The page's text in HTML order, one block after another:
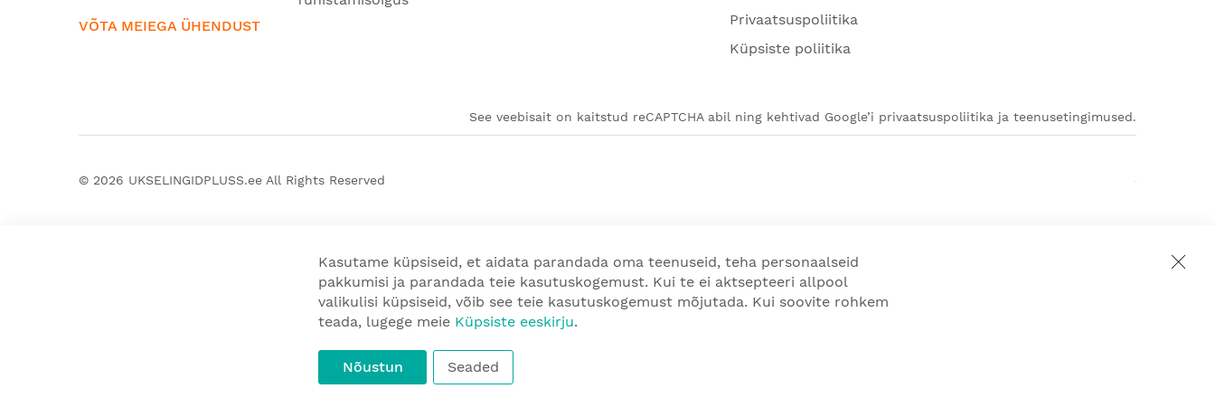
VÕTA MEIEGA ÜHENDUST
Privaatsuspoliitika
Küpsiste poliitika
See veebisait on kaitstud reCAPTCHA abil ning kehtivad Google’i privaatsuspoliitika ja teenusetingimused.
© 2026 UKSELINGIDPLUSS.ee All Rights Reserved
Kasutame küpsiseid, et aidata parandada oma teenuseid, teha personaalseid
pakkumisi ja parandada teie kasutuskogemust. Kui te ei aktsepteeri allpool
valikulisi küpsiseid, võib see teie kasutuskogemust mõjutada. Kui soovite rohkem
teada, lugege meie Küpsiste eeskirju.
Nõustun Seaded